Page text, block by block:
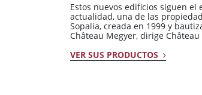
Estos nuevos edificios siguen
actualidad, una de las
Sopalia, creada en 1999 y
Château Megyer, dirige
VER SUS PRODUCTOS